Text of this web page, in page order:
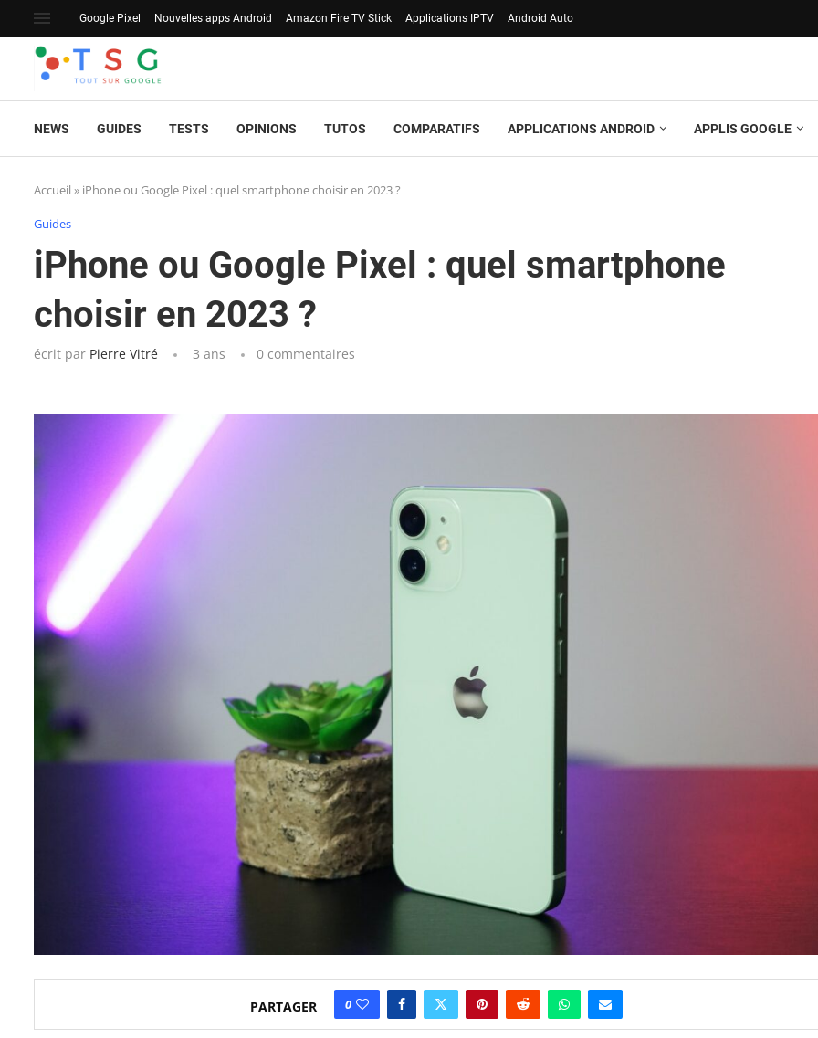
Google Pixel Nouvelles apps Android Amazon Fire TV Stick Applications IPTV Android Auto
NEWS GUIDES TESTS OPINIONS TUTOS COMPARATIFS APPLICATIONS ANDROID APPLIS GOOGLE
Accueil » iPhone ou Google Pixel : quel smartphone choisir en 2023 ?
Guides
iPhone ou Google Pixel : quel smartphone
choisir en 2023 ?
écrit par Pierre Vitré 3 ans 0 commentaires
PARTAGER 0